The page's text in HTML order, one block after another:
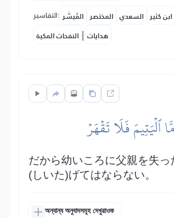
التفاسير: المُيسَّر المختصر السعدي ابن كثير
النفحات المكية | هدايات
ٱلۡيَتِيمَ فَلَا تَقۡهَرۡ
だから幼いころに父親を失っ
(しいた)げてはならない。
অন্যান্য অনুবাদসমূহ দেখুৱাওক